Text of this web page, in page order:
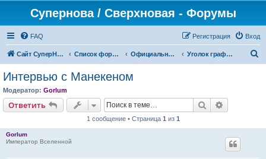
Супернова / Сверхновая - Форумы
FAQ Вход
Регистрация
Сайт СуперНова Список форумов Официальные сервера проекта "Сверхновая" (*.supernova.ws) Уголок графомана
Интервью с Манекеном
Модератор: Gorlum
Ответить Поиск
1 сообщение • Страница 1 из 1
Gorlum
Император Вселенной